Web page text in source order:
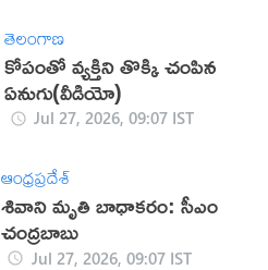
తెలంగాణ
కోపంతో వ్యక్తిని తొక్కి చంపిన
ఏనుగు(వీడియో)
Jul 27, 2026, 09:07 IST
ఆంధ్రప్రదేశ్
శివాని మృతి బాధాకరం: సీఎం
చంద్రబాబు
Jul 27, 2026, 09:07 IST